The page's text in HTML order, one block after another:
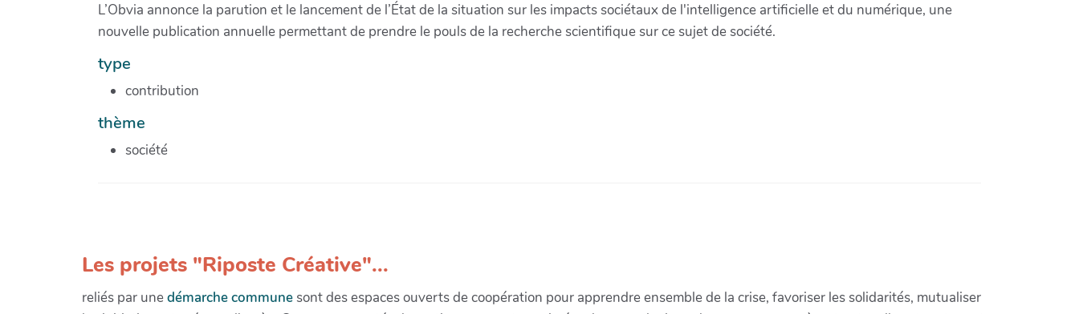
L’Obvia annonce la parution et le lancement de l’État de la situation sur les impacts sociétaux de l'intelligence artificielle et du numérique, une
nouvelle publication annuelle permettant de prendre le pouls de la recherche scientifique sur ce sujet de société.
type
contribution
thème
société